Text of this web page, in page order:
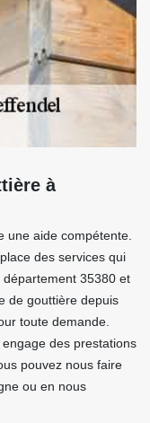
à
une aide compétente.
des services qui
35380 et
de gouttière depuis
toute demande.
des prestations
pouvez nous faire
ou en nous